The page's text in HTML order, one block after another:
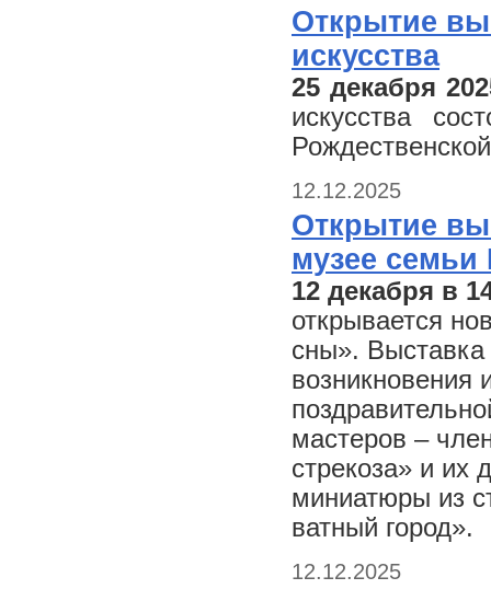
Открытие
искусства
25 декабря
искусства
12.12.2025
Открытие
музее
12 декабря в
открывается
сны». Выставка
возникновения
мастеров –
стрекоза» и их
миниатюры из
ватный город».
12.12.2025